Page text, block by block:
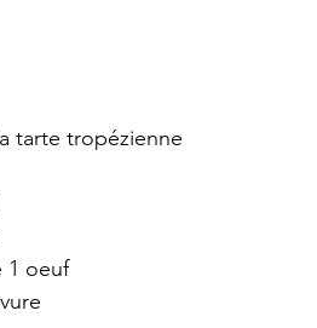
tarte tropézienne
1 oeuf